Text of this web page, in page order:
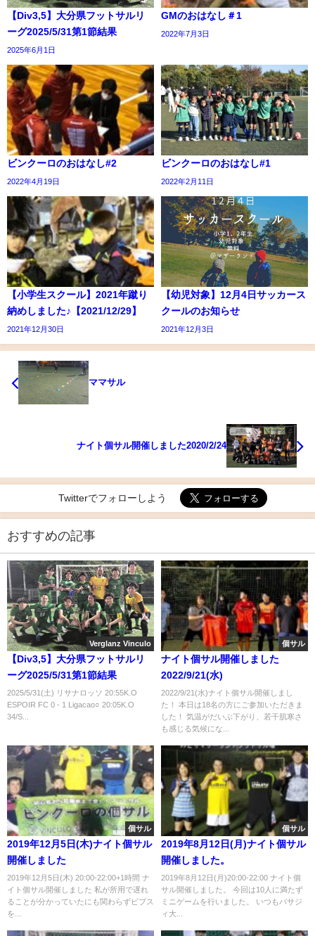
【Div3,5】大分県フットサルリ
ーグ2025/5/31第1節結果
2025年6月1日
GMのおはなし＃1
2022年7月3日
ビンクーロのおはなし#2
2022年4月19日
ビンクーロのおはなし#1
2022年2月11日
【小学生スクール】2021年蹴り
納めしました♪【2021/12/29】
2021年12月30日
【幼児対象】12月4日サッカース
クールのお知らせ
2021年12月3日
ママサル
ナイト個サル開催しました2020/2/24
Twitterでフォローしよう
おすすめの記事
Verglanz Vinculo
【Div3,5】大分県フットサルリ
ーグ2025/5/31第1節結果
2025/5/31(土) リサナロッソ 20:55K.O
ESPOIR FC 0 - 1 Ligacao○ 20:05K.O
34/S...
個サル
ナイト個サル開催しました
2022/9/21(水)
2022/9/21(水)ナイト個サル開催しまし
た！ 本日は18名の方にご参加いただきま
した！ 気温がだいぶ下がり、若干肌寒さ
も感じる気候にな...
個サル
2019年12月5日(木)ナイト個サル
開催しました
2019年12月5日(木) 20:00-22:00+1時間 ナ
イト個サル開催しました 私が所用で遅れ
ることが分かっていたにも関わらずビブス
を...
個サル
2019年8月12日(月)ナイト個サル
開催しました。
2019年8月12日(月)20:00-22:00 ナイト個
サル開催しました。 今回は10人に満たず
ミニゲームを行いました。 いつもバサジ
ィ大...